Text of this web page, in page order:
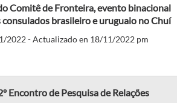
Comitê de Fronteira, evento binacional
brasileiro e uruguaio no Chuí
2022 - Actualizado en 18/11/2022 pm
Encontro de Pesquisa de Relações